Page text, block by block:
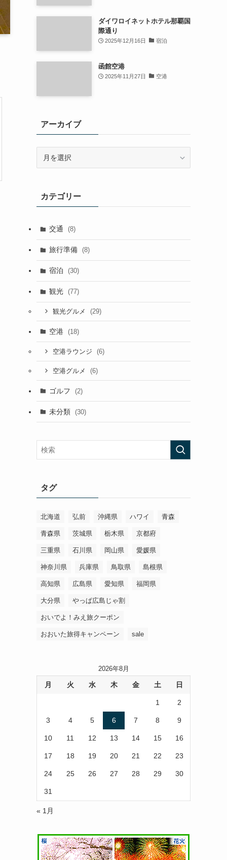
ダイワロイネットホテル那覇国
際通り
2025年12月16日 宿泊
函館空港
2025年11月27日 空港
アーカイブ
ブカテゴリー
交通 (8)
旅行準備 (8)
宿泊 (30)
観光 (77)
観光グルメ (29)
空港 (18)
空港ラウンジ (6)
空港グルメ (6)
ゴルフ (2)
未分類 (30)
タグ
北海道 弘前 沖縄県 ハワイ 青森
青森県 茨城県 栃木県 京都府
三重県 石川県 岡山県 愛媛県
神奈川県 兵庫県 鳥取県 島根県
高知県 広島県 愛知県 福岡県
大分県 やっぱ広島じゃ割
おいでよ！みえ旅クーポン
おおいた旅得キャンペーン sale
2026年8月
月 火 水 木 金 土 日
1 2
3 4 5 6 7 8 9
10 11 12 13 14 15 16
17 18 19 20 21 22 23
24 25 26 27 28 29 30
31
« 1月